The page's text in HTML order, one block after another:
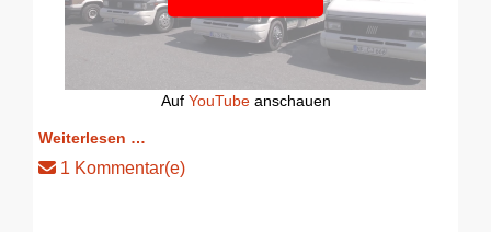
Auf YouTubeanschauen
Weiterlesen …
1 Kommentar(e)